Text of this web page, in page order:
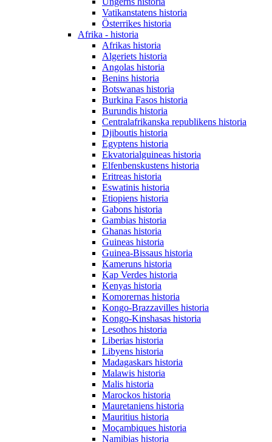
Vatikanstatens historia
Österrikes historia
Afrika - historia
Afrikas historia
Algeriets historia
Angolas historia
Benins historia
Botswanas historia
Burkina Fasos historia
Burundis historia
Centralafrikanska republikens historia
Djiboutis historia
Egyptens historia
Ekvatorialguineas historia
Elfenbenskustens historia
Eritreas historia
Eswatinis historia
Etiopiens historia
Gabons historia
Gambias historia
Ghanas historia
Guineas historia
Guinea-Bissaus historia
Kameruns historia
Kap Verdes historia
Kenyas historia
Komorernas historia
Kongo-Brazzavilles historia
Kongo-Kinshasas historia
Lesothos historia
Liberias historia
Libyens historia
Madagaskars historia
Malawis historia
Malis historia
Marockos historia
Mauretaniens historia
Mauritius historia
Moçambiques historia
Namibias historia